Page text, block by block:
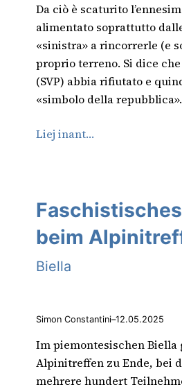
Da ciò è scaturito
alimentato soprattutto
«sinistra» a rincorrerle (e
proprio terreno. Si dice
(SVP) abbia rifiutato e
«simbolo della
Liej inant…
beim
Biella
Simon Constantini–12.05.2025
Im piemontesischen Biella
Alpinitreffen zu Ende, bei
mehrere hundert